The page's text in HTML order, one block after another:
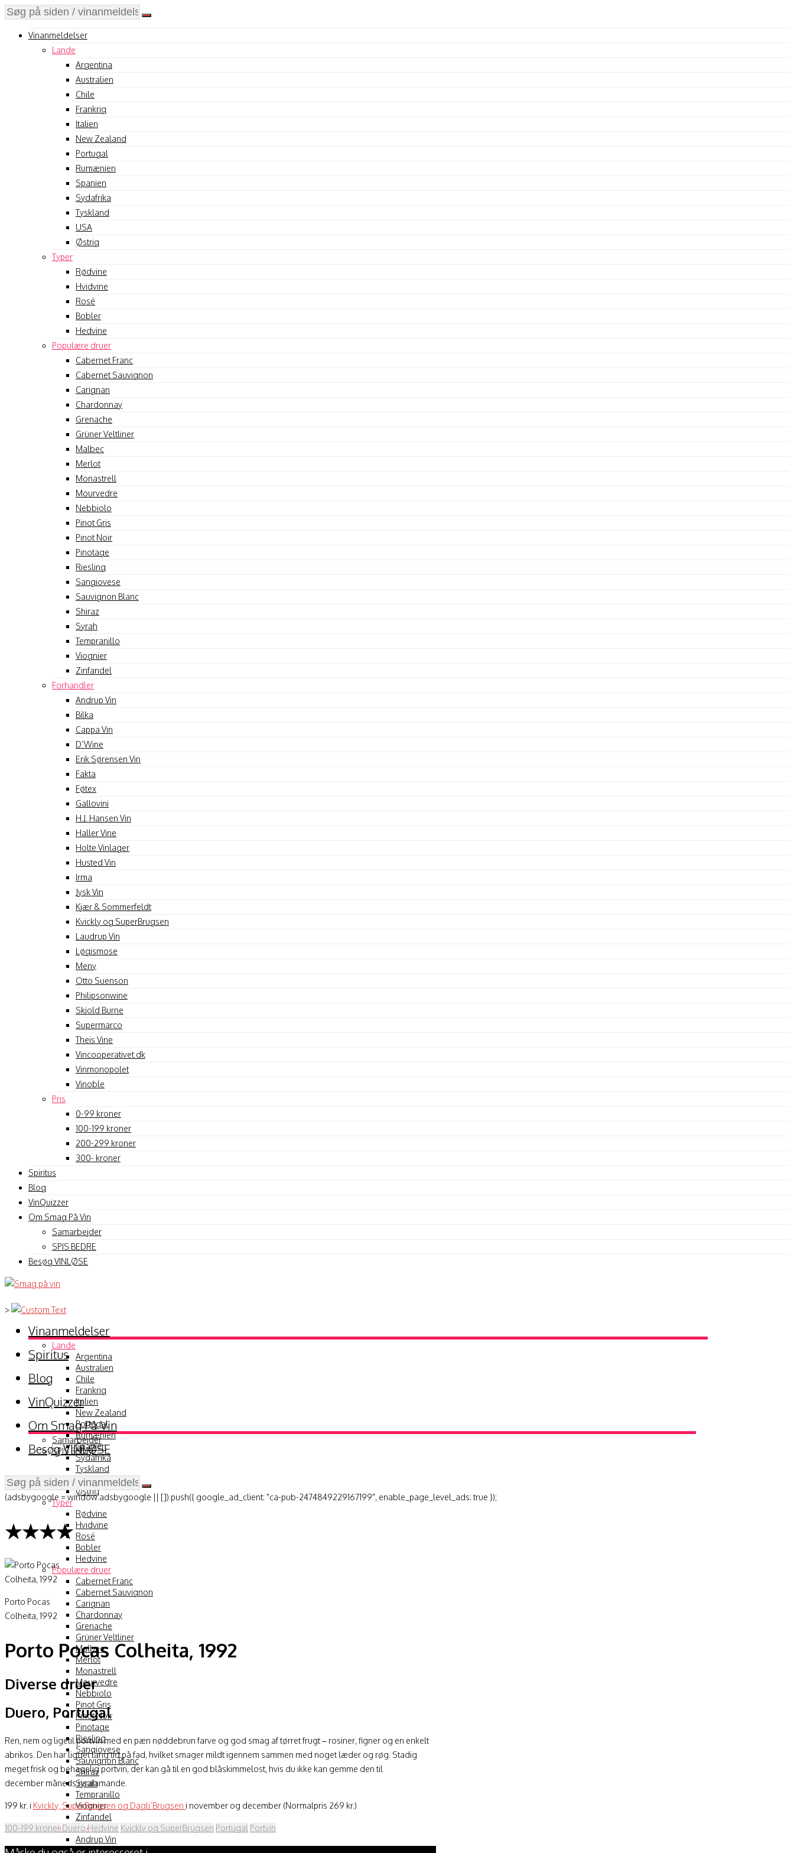
Vinanmeldelser
Lande
Argentina
Australien
Chile
Frankrig
Italien
New Zealand
Portugal
Rumænien
Spanien
Sydafrika
Tyskland
USA
Østrig
Typer
Rødvine
Hvidvine
Rosé
Bobler
Hedvine
Populære druer
Cabernet Franc
Cabernet Sauvignon
Carignan
Chardonnay
Grenache
Grüner Veltliner
Malbec
Merlot
Monastrell
Mourvedre
Nebbiolo
Pinot Gris
Pinot Noir
Pinotage
Riesling
Sangiovese
Sauvignon Blanc
Shiraz
Syrah
Tempranillo
Viognier
Zinfandel
Forhandler
Andrup Vin
Bilka
Cappa Vin
D’Wine
Erik Sørensen Vin
Fakta
Føtex
Gallovini
H.J. Hansen Vin
Haller Vine
Holte Vinlager
Husted Vin
Irma
Jysk Vin
Kjær & Sommerfeldt
Kvickly og SuperBrugsen
Laudrup Vin
Løgismose
Meny
Otto Suenson
Philipsonwine
Skjold Burne
Supermarco
Theis Vine
Vincooperativet.dk
Vinmonopolet
Vinoble
Pris
0-99 kroner
100-199 kroner
200-299 kroner
300- kroner
Spiritus
Blog
VinQuizzer
Om Smag På Vin
Samarbejder
SPIS BEDRE
Besøg VINLØSE
>
Vinanmeldelser
Lande
Argentina
Australien
Chile
Frankrig
Italien
New Zealand
Portugal
Rumænien
Spanien
Sydafrika
Tyskland
USA
Østrig
Typer
Rødvine
Hvidvine
Rosé
Bobler
Hedvine
Populære druer
Cabernet Franc
Cabernet Sauvignon
Carignan
Chardonnay
Grenache
Grüner Veltliner
Malbec
Merlot
Monastrell
Mourvedre
Nebbiolo
Pinot Gris
Pinot Noir
Pinotage
Riesling
Sangiovese
Sauvignon Blanc
Shiraz
Syrah
Tempranillo
Viognier
Zinfandel
Forhandler
Andrup Vin
Bilka
Spiritus
Blog
VinQuizzer
Om Smag På Vin
Samarbejder
SPIS BEDRE
Besøg VINLØSE
(adsbygoogle = window.adsbygoogle || []).push({ google_ad_client: "ca-pub-2474849229167199", enable_page_level_ads: true });
★★★★
Porto Pocas
Colheita, 1992
Porto Pocas Colheita, 1992
Diverse druer
Duero, Portugal
Ren, nem og ligetil portvin med en pæn nøddebrun farve og god smag af tørret frugt – rosiner, figner og en enkelt
abrikos. Den har ligget lang tid på fad, hvilket smager mildt igennem sammen med noget læder og røg. Stadig
meget frisk og behagelig portvin, der kan gå til en god blåskimmelost, hvis du ikke kan gemme den til
december måneds risalamande.
199 kr. i Kvickly, SuperBrugsen og Dagli’Brugsen i november og december (Normalpris 269 kr.)
100-199 kroner Duero Hedvine Kvickly og SuperBrugsen Portugal Portvin